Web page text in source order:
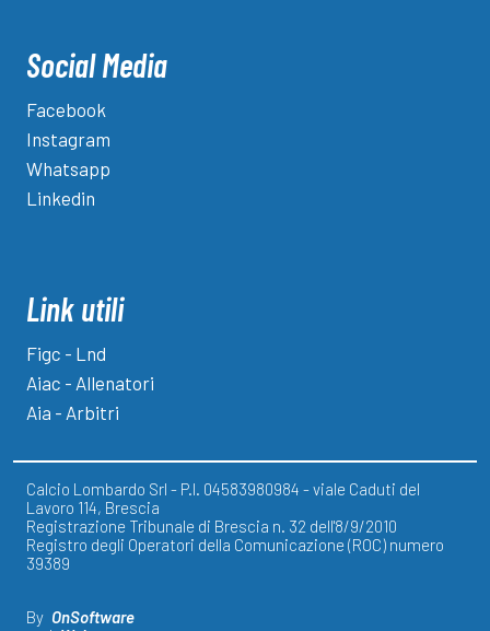
Social Media
Facebook
Instagram
Whatsapp
Linkedin
Link utili
Figc - Lnd
Aiac - Allenatori
Aia - Arbitri
Calcio Lombardo Srl - P.I. 04583980984 - viale Caduti del
Lavoro 114, Brescia
Registrazione Tribunale di Brescia n. 32 dell'8/9/2010
Registro degli Operatori della Comunicazione (ROC) numero
39389
By OnSoftware